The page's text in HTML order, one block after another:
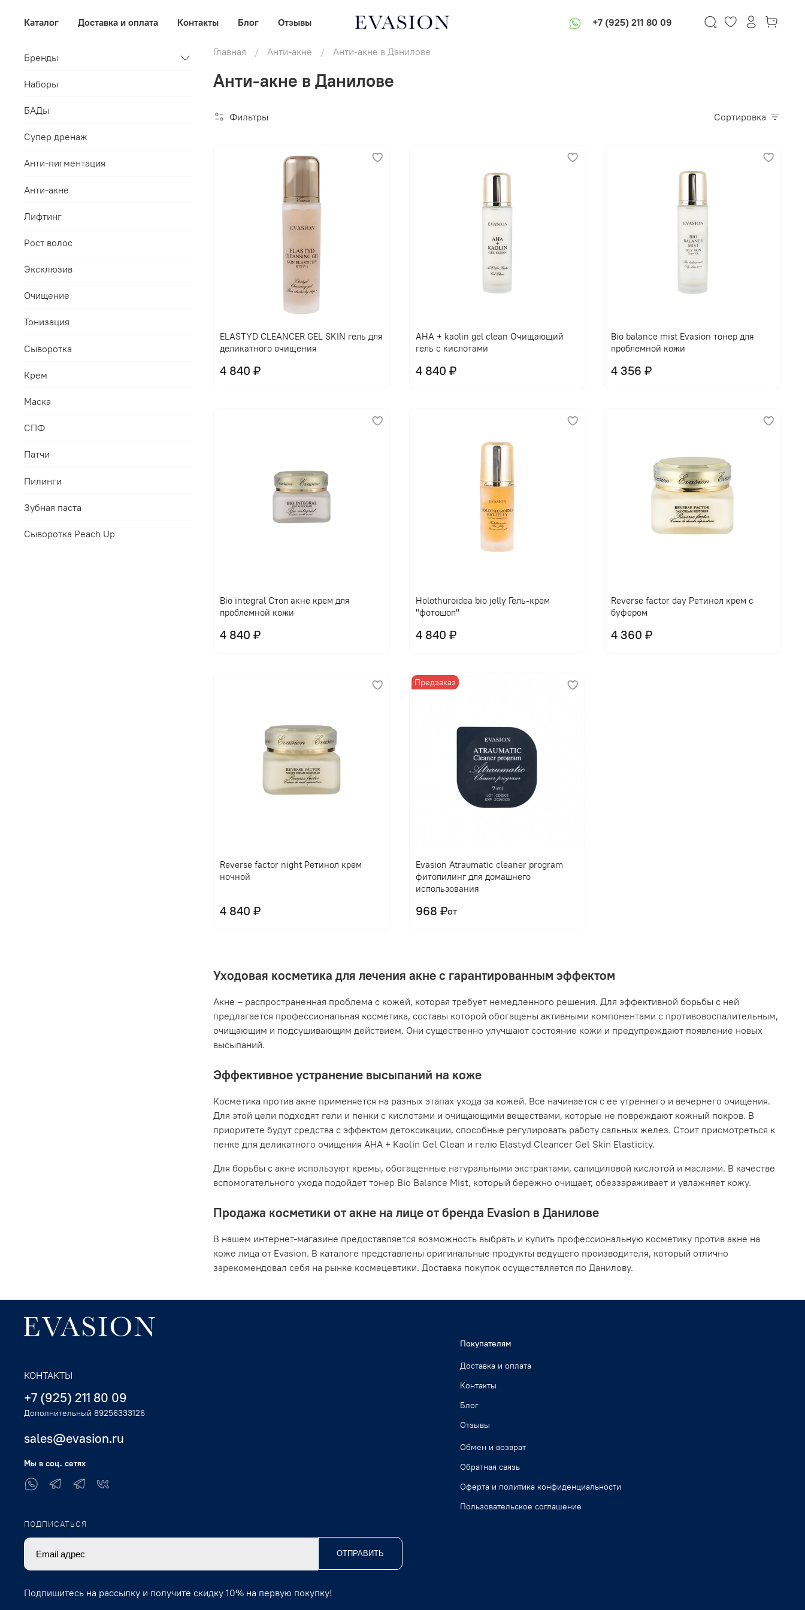
Каталог Доставка и оплата Контакты Блог Отзывы +7 (925) 211 80 09
Главная Анти-акне Анти-акне в Данилове
Анти-акне в Данилове
Фильтры Сортировка
ELASTYD CLEANCER GEL SKIN гель для
деликатного очищения
4 840 ₽
В корзину
AHA + kaolin gel clean Очищающий
гель с кислотами
4 840 ₽
Bio balance mist Evasion тонер для
проблемной кожи
4 356 ₽
Bio integral Стоп акне крем для
проблемной кожи
4 840 ₽
Holothuroidea bio jelly Гель-крем
"фотошоп"
4 840 ₽
Reverse factor day Ретинол крем с
буфером
4 360 ₽
Reverse factor night Ретинол крем
ночной
4 840 ₽
Предзаказ
Evasion Atraumatic cleaner program
фитопилинг для домашнего
использования
от
968 ₽
Уходовая косметика для лечения акне с гарантированным эффектом
Акне – распространенная проблема с кожей, которая требует немедленного решения. Для эффективной борьбы с ней
предлагается профессиональная косметика, составы которой обогащены активными компонентами с противовоспалительным,
очищающим и подсушивающим действием. Они существенно улучшают состояние кожи и предупреждают появление новых
высыпаний.
Эффективное устранение высыпаний на коже
Косметика против акне применяется на разных этапах ухода за кожей. Все начинается с ее утреннего и вечернего очищения.
Для этой цели подходят гели и пенки с кислотами и очищающими веществами, которые не повреждают кожный покров. В
приоритете будут средства с эффектом детоксикации, способные регулировать работу сальных желез. Стоит присмотреться к
пенке для деликатного очищения AHA + Kaolin Gel Clean и гелю Elastyd Cleancer Gel Skin Elasticity.
Для борьбы с акне используют кремы, обогащенные натуральными экстрактами, салициловой кислотой и маслами. В качестве
вспомогательного ухода подойдет тонер Bio Balance Mist, который бережно очищает, обеззараживает и увлажняет кожу.
Продажа косметики от акне на лице от бренда Evasion в Данилове
В нашем интернет-магазине предоставляется возможность выбрать и купить профессиональную косметику против акне на
коже лица от Evasion. В каталоге представлены оригинальные продукты ведущего производителя, который отлично
зарекомендовал себя на рынке космецевтики. Доставка покупок осуществляется по Данилову.
Бренды
Наборы
БАДы
Супер дренаж
Анти-пигментация
Анти-акне
Лифтинг
Рост волос
Эксклюзив
Очищение
Тонизация
Сыворотка
Крем
Маска
СПФ
Патчи
Пилинги
Зубная паста
Сыворотка Peach Up
Покупателям
Доставка и оплата
Контакты
Блог
Отзывы
Обмен и возврат
Обратная связь
Оферта и политика конфиденциальности
Пользовательское соглашение
КОНТАКТЫ
+7 (925) 211 80 09
Дополнительный 89256333126
sales@evasion.ru
Мы в соц. сетях
ПОДПИСАТЬСЯ
ОТПРАВИТЬ
Подпишитесь на рассылку и получите скидку 10% на первую покупку!